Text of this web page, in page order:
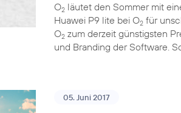
O2 läutet den Sommer mit
Huawei P9 lite bei O2 für
O2 zum derzeit günstigsten
und Branding der Software.
05. Juni 2017